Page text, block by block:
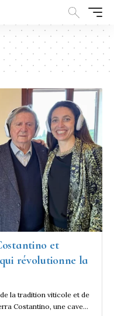
et
révolutionne la
la tradition viticole et de
Costantino, une cave…